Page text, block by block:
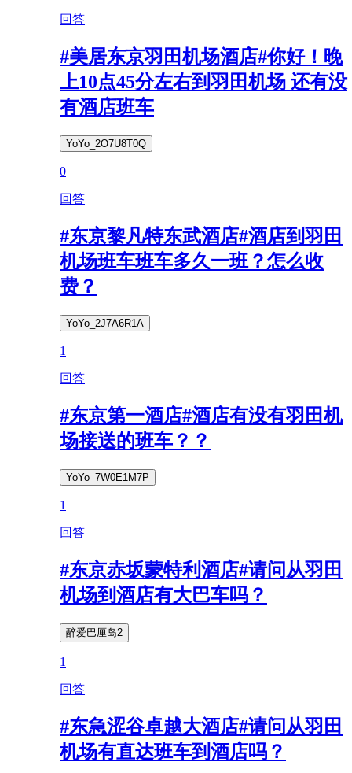
回答
#美居东京羽田机场酒店#你好！晚
上10点45分左右到羽田机场 还有没
有酒店班车
YoYo_2O7U8T0Q
0
回答
#东京黎凡特东武酒店#酒店到羽田
机场班车班车多久一班？怎么收
费？
YoYo_2J7A6R1A
1
回答
#东京第一酒店#酒店有没有羽田机
场接送的班车？？
YoYo_7W0E1M7P
1
回答
#东京赤坂蒙特利酒店#请问从羽田
机场到酒店有大巴车吗？
醉爱巴厘岛2
1
回答
#东急涩谷卓越大酒店#请问从羽田
机场有直达班车到酒店吗？